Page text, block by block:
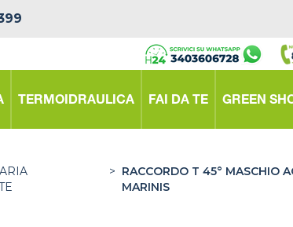
TERMOIDRAULICA FAI DA TE GREEN
> RACCORDO T 45° MASCHIO
MARINIS